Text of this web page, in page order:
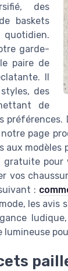
des
baskets
garde-
paire de
Il
des
de
page
aux
gratuite
vos
:
les